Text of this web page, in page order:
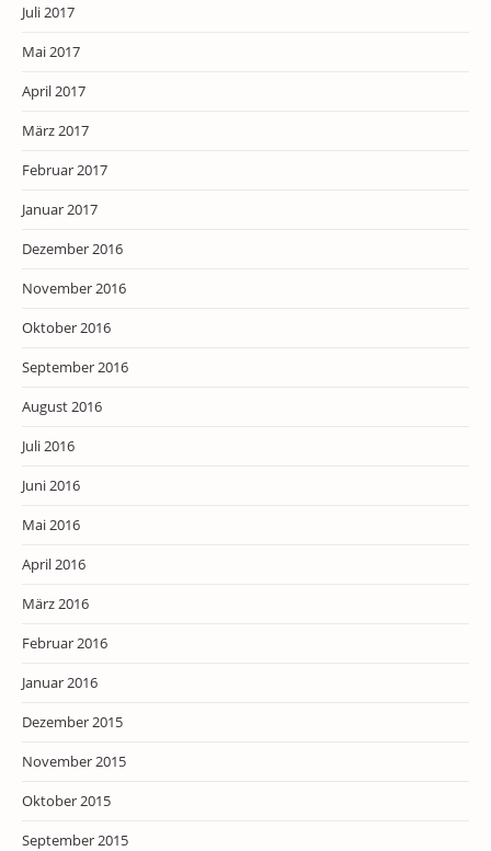
Juli 2017
Mai 2017
April 2017
März 2017
Februar 2017
Januar 2017
Dezember 2016
November 2016
Oktober 2016
September 2016
August 2016
Juli 2016
Juni 2016
Mai 2016
April 2016
März 2016
Februar 2016
Januar 2016
Dezember 2015
November 2015
Oktober 2015
September 2015